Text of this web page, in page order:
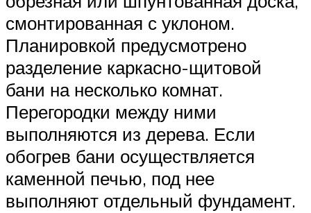
смонтированная с уклоном.
Планировкой предусмотрено
разделение каркасно-щитовой
бани на несколько комнат.
Перегородки между ними
выполняются из дерева. Если
обогрев бани осуществляется
каменной печью, под нее
выполняют отдельный фундамент.